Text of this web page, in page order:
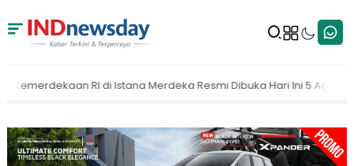
Resmi Dibuka Hari Ini 5 Agustus 2026 MAKI Dorong KPK